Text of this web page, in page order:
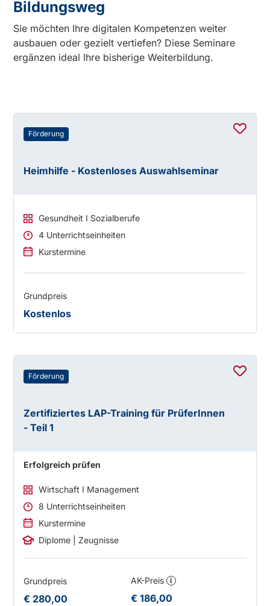
Bildungsweg
Sie möchten Ihre digitalen Kompetenzen weiter
ausbauen oder gezielt vertiefen? Diese Seminare
ergänzen ideal Ihre bisherige Weiterbildung.
Förderung
Heimhilfe - Kostenloses Auswahlseminar
Gesundheit I Sozialberufe
4 Unterrichtseinheiten
Kurstermine
Grundpreis
Kostenlos
Förderung
Zertifiziertes LAP-Training für PrüferInnen
- Teil 1
Erfolgreich prüfen
Wirtschaft I Management
8 Unterrichtseinheiten
Kurstermine
Diplome | Zeugnisse
Grundpreis
€ 280,00
AK-Preis i
€ 186,00